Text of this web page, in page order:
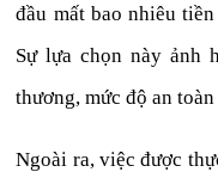
đầu mất bao nhiêu
Sự lựa chọn này ảnh
thương, mức độ an
Ngoài ra, việc được